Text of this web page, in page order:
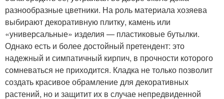
разнообразные цветники. На роль материала хозяева
выбирают декоративную плитку, камень или
«универсальные» изделия — пластиковые бутылки.
Однако есть и более достойный претендент: это
надежный и симпатичный кирпич, в прочности которого
сомневаться не приходится. Кладка не только позволит
создать красивое обрамление для декоративных
растений, но и защитит их в случае непредвиденной